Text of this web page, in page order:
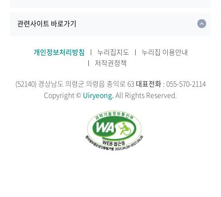
관련사이트 바로가기
개인정보처리방침 누리집지도
누리집 이용안내
저작권정책
(52140) 경상남도 의령군 의령읍 충익로 63 대표전화 : 055-570-2114
Copyright © Uiryeong. All Rights Reserved.